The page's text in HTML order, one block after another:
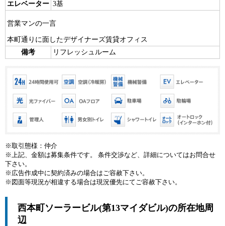
エレベーター 3基
営業マンの一言
本町通りに面したデザイナーズ賃貸オフィス
備考
リフレッシュルーム
※取引態様：仲介
※上記、金額は募集条件です。 条件交渉など、詳細についてはお問合せ
下さい。
※広告作成中に契約済みの場合はご容赦下さい。
※図面等現況が相違する場合は現況優先にてご容赦下さい。
西本町ソーラービル(第13マイダビル)の所在地周
辺